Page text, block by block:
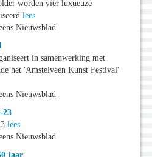
worden vier luxueuze
lees
Nieuwsblad
in samenwerking met
het 'Amstelveen Kunst Festival'
Nieuwsblad
23
lees
Nieuwsblad
jaar